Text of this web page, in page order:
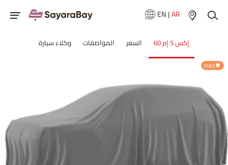
EN|AR
إكس 5 إم 60 السعر المواصفات وكلاء سيارة
PHEV